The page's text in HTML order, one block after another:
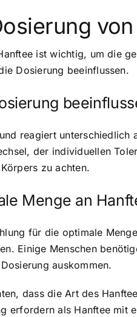
ist wichtig, um die
Dosierung beeinflussen.
reagiert unterschiedlich
der individuellen
zu achten.
Menge an
für die optimale
Einige Menschen
auskommen.
dass die Art des
erfordern als Hanftee mit